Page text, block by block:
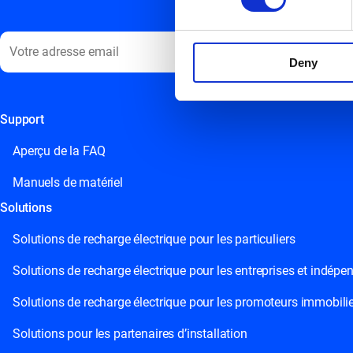
Deny
This field is for validation purposes and should be left unchanged.
Support
Aperçu de la FAQ
Manuels de matériel
Solutions
Solutions de recharge électrique pour les particuliers
Solutions de recharge électrique pour les entreprises et
Solutions de recharge électrique pour les promoteurs
Solutions pour les partenaires d’installation